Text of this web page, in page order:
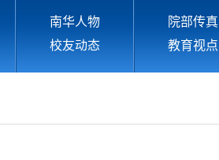
南华人物 院部传真
校友动态 教育视点